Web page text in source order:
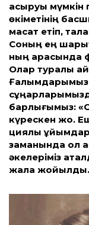
асыруы
өкіметінің
мақсат етіп,
Соның ең
ның арасында
Олар туралы
Ғалымдары­мыз
барлығымыз:
күрескен жоқ.
циялық
заманында ол
әкелеріміз
жала жойылды.